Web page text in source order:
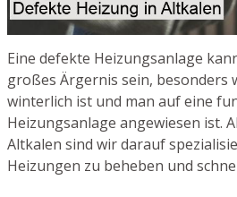
Eine defekte Heizungsanlage
großes Ärgernis sein, besonders
winterlich ist und man auf eine
Heizungsanlage angewiesen ist.
Altkalen sind wir darauf
Heizungen zu beheben und